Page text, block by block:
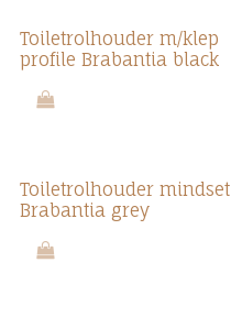
Toiletrolhouder m/klep
profile Brabantia black
Toiletrolhouder mindset
Brabantia grey